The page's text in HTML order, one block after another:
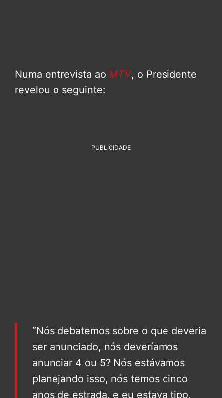
Numa entrevista ao MTV, o Presidente
revelou o seguinte:
PUBLICIDADE
“Nós debatemos sobre o que deveria
ser anunciado, nós deveríamos
anunciar 4 ou 5? Nós estávamos
planejando isso, nós temos cinco
anos de estrada, e eu estava tipo,